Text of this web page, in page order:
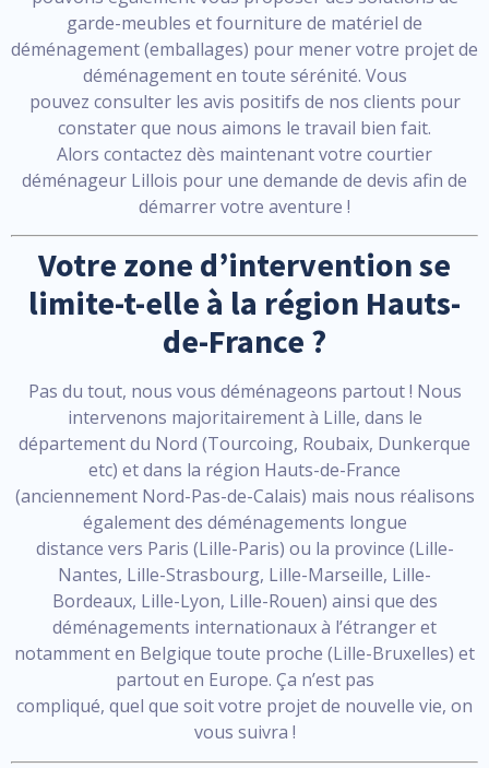
garde-meubles et fourniture de matériel de
déménagement (emballages) pour mener votre projet de
déménagement en toute sérénité. Vous
pouvez consulter les avis positifs de nos clients pour
constater que nous aimons le travail bien fait.
Alors contactez dès maintenant votre courtier
déménageur Lillois pour une demande de devis afin de
démarrer votre aventure !
Votre zone d’intervention se
limite-t-elle à la région Hauts-
de-France ?
Pas du tout, nous vous déménageons partout ! Nous
intervenons majoritairement à Lille, dans le
département du Nord (Tourcoing, Roubaix, Dunkerque
etc) et dans la région Hauts-de-France
(anciennement Nord-Pas-de-Calais) mais nous réalisons
également des déménagements longue
distance vers Paris (Lille-Paris) ou la province (Lille-
Nantes, Lille-Strasbourg, Lille-Marseille, Lille-
Bordeaux, Lille-Lyon, Lille-Rouen) ainsi que des
déménagements internationaux à l’étranger et
notamment en Belgique toute proche (Lille-Bruxelles) et
partout en Europe. Ça n’est pas
compliqué, quel que soit votre projet de nouvelle vie, on
vous suivra !